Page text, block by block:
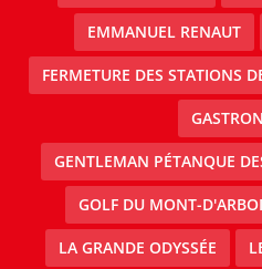
EMMANUEL RENAUT
FERMETURE DES STATIONS
GENTLEMAN PÉTANQUE
GOLF DU MONT-
LA GRANDE ODYSSÉE